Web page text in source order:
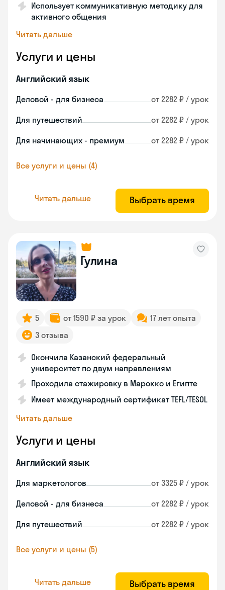
Использует коммуникативную методику для
активного общения
Читать дальше
Услуги и цены
Английский язык
Деловой - для бизнеса от 2282 ₽ / урок
Для путешествий от 2282 ₽ / урок
Для начинающих - премиум от 2282 ₽ / урок
Все услуги и цены (4)
Читать дальше Выбрать время
Гулина
5 от 1590 ₽ за урок
17 лет опыта
3 отзыва
Окончила Казанский федеральный
университет по двум направлениям
Проходила стажировку в Марокко и Египте
Имеет международный сертификат TEFL/TESOL
Читать дальше
Услуги и цены
Английский язык
Для маркетологов от 3325 ₽ / урок
Деловой - для бизнеса от 2282 ₽ / урок
Для путешествий от 2282 ₽ / урок
Все услуги и цены (5)
Читать дальше Выбрать время